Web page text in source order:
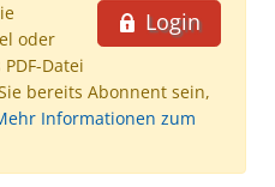
Login
oder
Datei
bereits Abonnent sein,
Informationen zum